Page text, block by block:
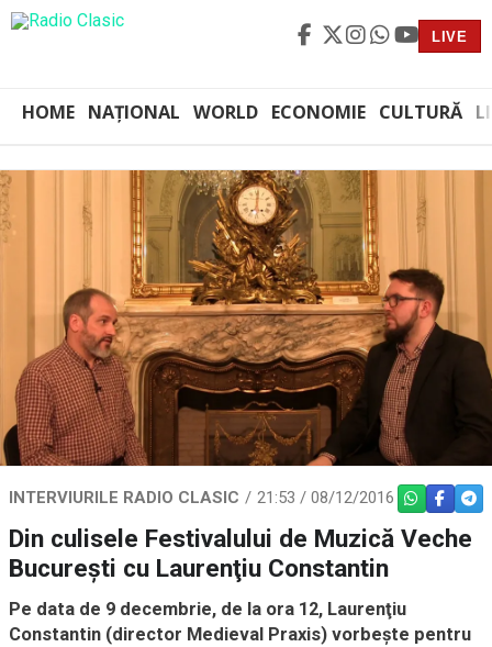
LIVE
HOME NAȚIONAL WORLD ECONOMIE CULTURĂ
INTERVIURILE RADIO CLASIC 21:53 / 08/12/2016 WHATSAPP
Din culisele Festivalului de Muzică Veche
București cu Laurenţiu Constantin
Pe data de 9 decembrie, de la ora 12, Laurenţiu
Constantin (director Medieval Praxis) vorbeşte pentru